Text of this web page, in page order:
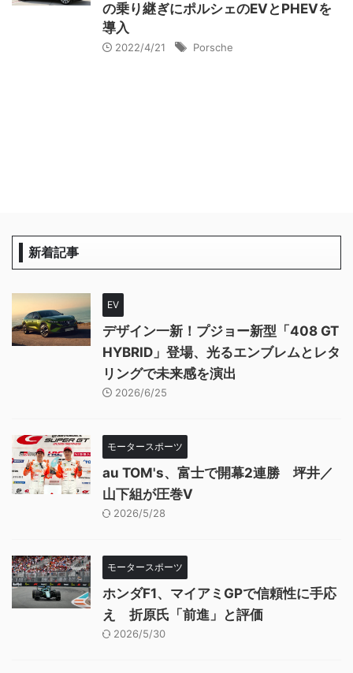
の乗り継ぎにポルシェのEVとPHEVを
導入
2022/4/21 Porsche
新着記事
EV
デザイン一新！プジョー新型「408 GT
HYBRID」登場、光るエンブレムとレタ
リングで未来感を演出
2026/6/25
モータースポーツ
au TOM's、富士で開幕2連勝 坪井／
山下組が圧巻V
2026/5/28
モータースポーツ
ホンダF1、マイアミGPで信頼性に手応
え 折原氏「前進」と評価
2026/5/30